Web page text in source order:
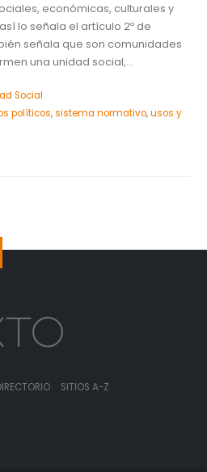
económicas, culturales y
lo señala el artículo 2º de
señala que son comunidades
una unidad social,...
Social
políticos,sistema normativo,usos y
SITIOS A-Z